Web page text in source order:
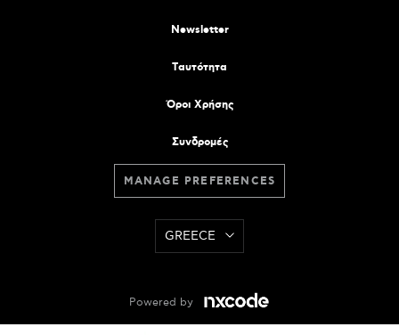
Newsletter
Tαυτότητα
Όροι Χρήσης
Συνδρομές
MANAGE PREFERENCES
GREECE
Powered by